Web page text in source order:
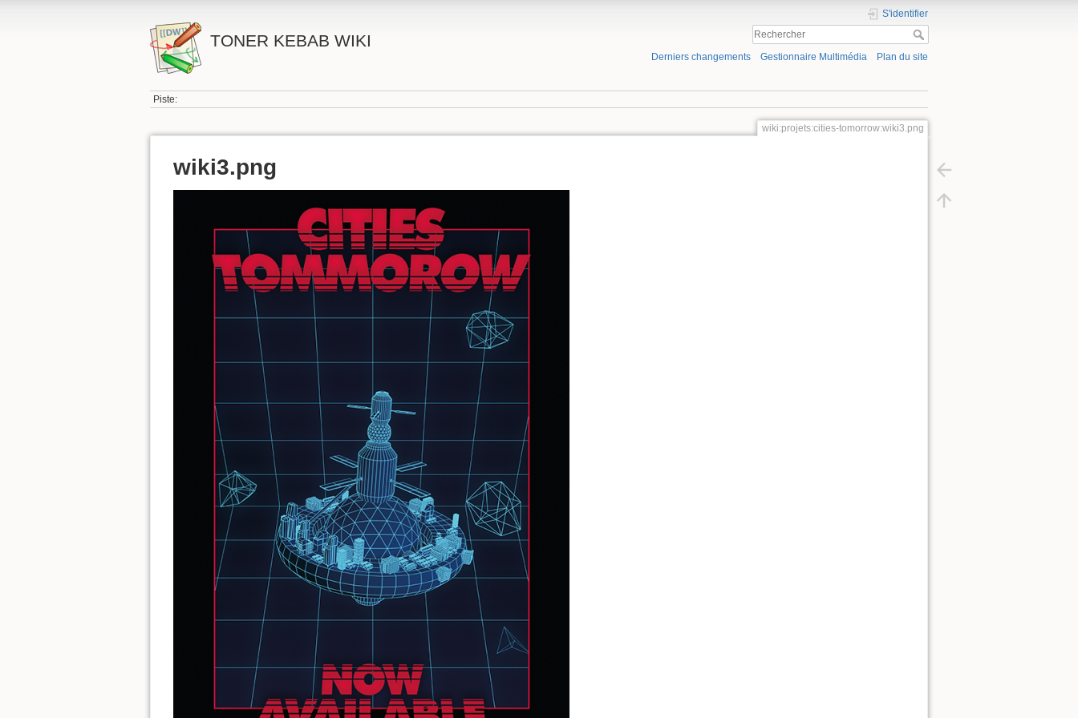
TONER KEBAB WIKI
S'identifier
Derniers changements Gestionnaire Multimédia Plan du site
Piste:
wiki:projets:cities-tomorrow:wiki3.png
wiki3.png